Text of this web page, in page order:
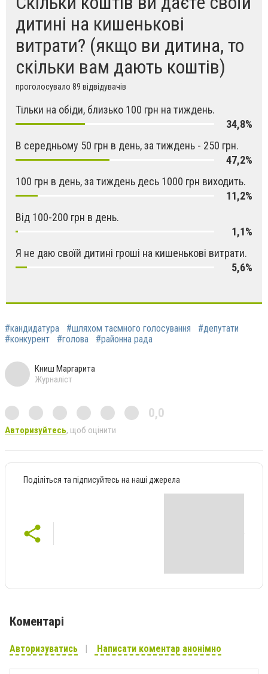
дитині на кишенькові
витрати? (якщо ви дитина, то
скільки вам дають коштів)
проголосувало 89 відвідувачів
Тільки на обіди, близько 100 грн на тиждень.
34,8%
В середньому 50 грн в день, за тиждень - 250 грн.
47,2%
100 грн в день, за тиждень десь 1000 грн виходить.
11,2%
Від 100-200 грн в день.
1,1%
Я не даю своїй дитині гроші на кишенькові витрати.
5,6%
#кандидатура #шляхом таємного голосування
#депутати
#конкурент
#голова #районна рада
Книш Маргарита
Журналіст
0,0
Авторизуйтесь, щоб оцінити
Поділіться та підписуйтесь на наші джерела
Коментарі
Авторизуватись Написати коментар анонімно